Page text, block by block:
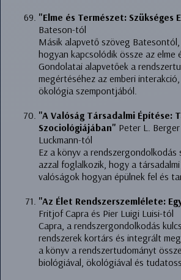
"Elme és Természet: Szükséges
Bateson-tól
Másik alapvető szöveg
hogyan kapcsolódik össze az elme
Gondolatai alapvetőek a
megértéséhez az emberi
ökológia szempontjából.
"A Valóság Társadalmi Építése:
Szociológiájában" Peter L.
Luckmann-tól
Ez a könyv a rendszergondolkodás
azzal foglalkozik, hogy a
valóságok hogyan épülnek fel és
"Az Élet Rendszerszemlélete:
Fritjof Capra és Pier Luigi Luisi-tól
Capra, a rendszergondolkodás
rendszerek kortárs és integrált
a könyv a rendszertudományt
biológiával, ökológiával és